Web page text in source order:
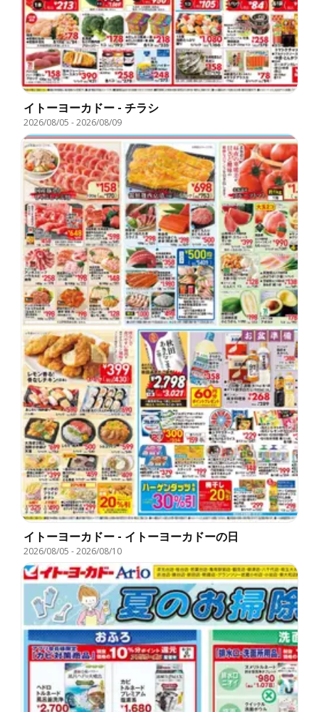
イトーヨーカドー - チラシ
2026/08/05 -2026/08/09
イトーヨーカドー - イトーヨーカドーの日
2026/08/05 -2026/08/10